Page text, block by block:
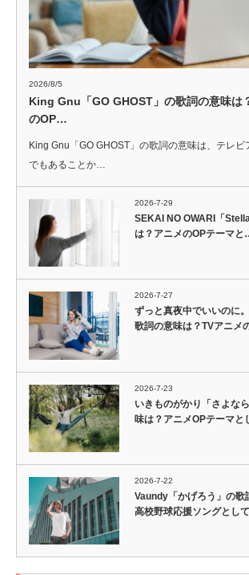
2026/8/5
King Gnu「GO GHOST」の歌詞の意味は
のOP…
King Gnu「GO GHOST」の歌詞の意味は、テレビ
でもあることか…
2026-7-29
SEKAI NO OWARI「
は？アニメのOPテーマ
2026-7-27
ずっと真夜中でいいのに
歌詞の意味は？TVアニメ
2026-7-23
いきものがかり「さよな
味は？アニメOPテーマと
2026-7-22
Vaundy「かげろう」の歌
高校野球応援ソングとし